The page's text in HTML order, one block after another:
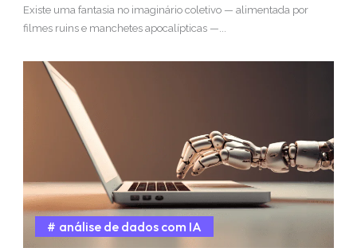
Existe uma fantasia no imaginário coletivo — alimentada por
filmes ruins e manchetes apocalípticas —...
análise de dados com IA